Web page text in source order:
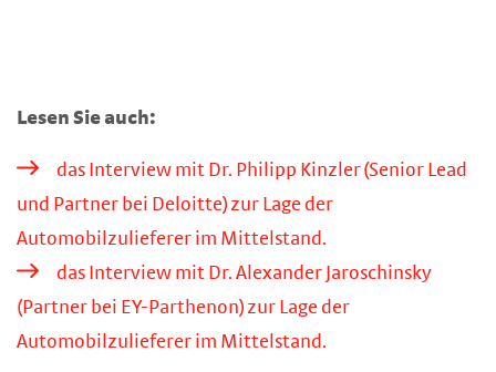
Lesen Sie auch:
das Interview mit Dr. Philipp Kinzler (Senior Lead
und Partner bei Deloitte) zur Lage der
Automobilzulieferer im Mittelstand.
das Interview mit Dr. Alexander Jaroschinsky
(Partner bei EY-Parthenon) zur Lage der
Automobilzulieferer im Mittelstand.